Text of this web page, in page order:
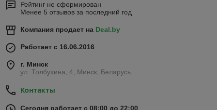
Рейтинг не сформирован
Менее 5 отзывов за последний год
Компания продает на Deal.by
Работает с 16.06.2016
г. Минск
ул. Толбухина, 4, Минск, Беларусь
Контакты
Сегодня работает с 08:00 до 22:00